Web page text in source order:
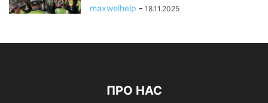
maxwelhelp - 18.11.2025
ПРО НАС